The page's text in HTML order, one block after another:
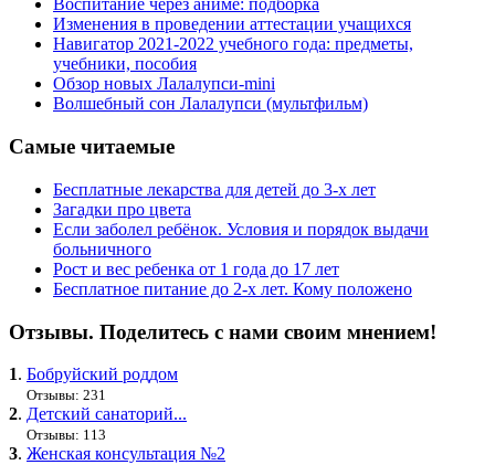
Воспитание через аниме: подборка
Изменения в проведении аттестации учащихся
Навигатор 2021-2022 учебного года: предметы,
учебники, пособия
Обзор новых Лалалупси-mini
Волшебный сон Лалалупси (мультфильм)
Самые читаемые
Бесплатные лекарства для детей до 3-х лет
Загадки про цвета
Если заболел ребёнок. Условия и порядок выдачи
больничного
Рост и вес ребенка от 1 года до 17 лет
Бесплатное питание до 2-х лет. Кому положено
Отзывы. Поделитесь с нами своим мнением!
1. Бобруйский роддом
Отзывы: 231
2. Детский санаторий...
Отзывы: 113
3. Женская консультация №2